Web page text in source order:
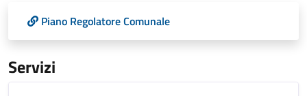
Piano Regolatore Comunale
Servizi